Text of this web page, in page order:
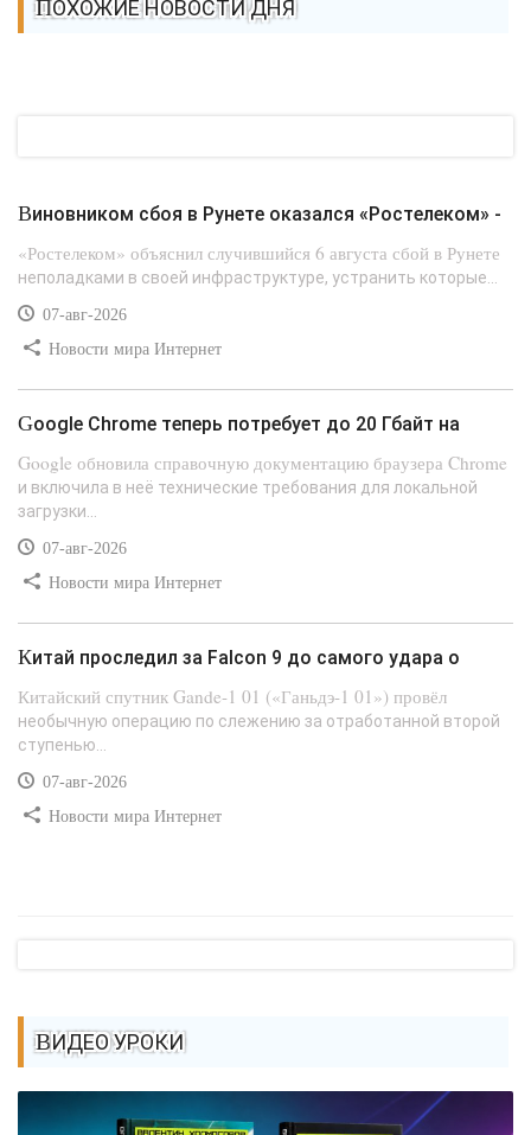
ПОХОЖИЕ НОВОСТИ ДНЯ
Виновником сбоя в Рунете оказался «Ростелеком» -
«Ростелеком» объяснил случившийся 6 августа сбой в Рунете
неполадками в своей инфраструктуре, устранить которые...
07-авг-2026
Новости мира Интернет
Google Chrome теперь потребует до 20 Гбайт на
Google обновила справочную документацию браузера Chrome
и включила в неё технические требования для локальной
загрузки...
07-авг-2026
Новости мира Интернет
Китай проследил за Falcon 9 до самого удара о
Китайский спутник Gande-1 01 («Ганьдэ-1 01») провёл
необычную операцию по слежению за отработанной второй
ступенью...
07-авг-2026
Новости мира Интернет
ВИДЕО УРОКИ